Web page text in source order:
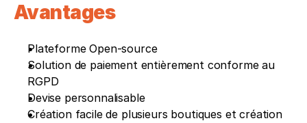
Avantages
Plateforme Open-source
Solution de paiement entièrement conforme au
RGPD
Devise personnalisable
Création facile de plusieurs boutiques et création